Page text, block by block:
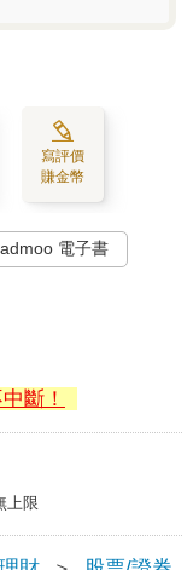
寫評價
賺金幣
電子書
斷！
上限